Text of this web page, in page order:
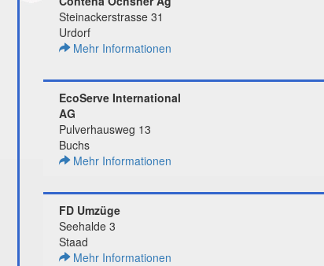
Steinackerstrasse 31
Urdorf
Mehr Informationen
EcoServe International
AG
Pulverhausweg 13
Buchs
Mehr Informationen
FD Umzüge
Seehalde 3
Staad
Mehr Informationen